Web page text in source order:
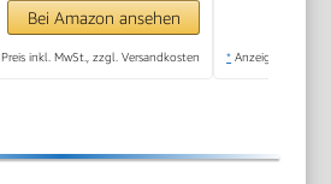
GrünBei Amazon ansehen
Preis inkl. MwSt., zzgl. Versandkosten * Anzeige